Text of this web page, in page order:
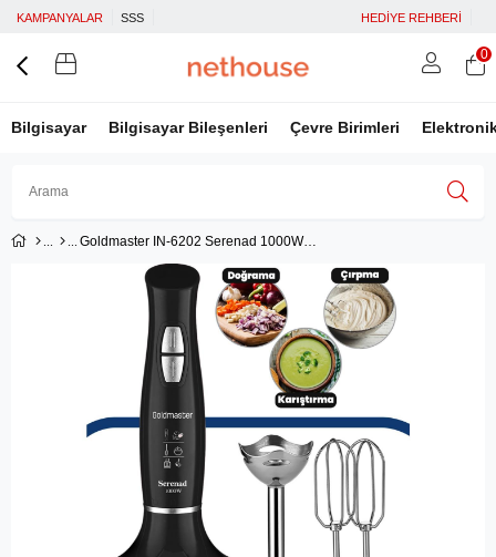
KAMPANYALAR SSS HEDİYE REHBERİ
Bilgisayar Bilgisayar Bileşenleri Çevre Birimleri
Google İle Bağlan
0
Goldmaster IN-6202 Serenad 1000W Blender Seti Gold